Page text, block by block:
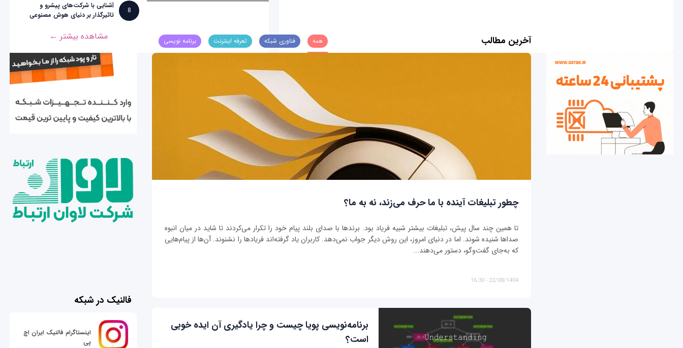
8
آشنایی با شرکت‌های پیشرو و
تاثیرگذار بر دنیای هوش مصنوعی
مشاهده بیشتر ← آخرین مطالب همه فناوری شبکه تعرفه اینترنت برنامه نویسی
چطور تبلیغات آینده با ما حرف می‌زند، نه به ما؟
تا همین چند سال پیش، تبلیغات بیشتر شبیه فریاد بود. برندها با صدای بلند پیام خود را تکرار می‌کردند تا شاید در میان انبوه
صداها شنیده شوند. اما در دنیای امروز، این روش دیگر جواب نمی‌دهد. کاربران یاد گرفته‌اند فریادها را نشنوند. آن‌ها از پیام‌هایی
که به‌جای گفت‌وگو، دستور می‌دهند...
22/08/1404 - 16:30
برنامه‌نویسی پویا چیست و چرا یادگیری آن ایده خوبی
است؟
فالنیک در شبکه
اینستاگرام فالنیک ایران اچ
پی